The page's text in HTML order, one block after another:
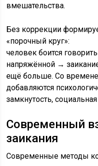
вмешательства.
Без коррекции
«порочный круг»:
человек боится
напряжённой →
ещё больше. Со
добавляются
замкнутость,
Современный
заикания
Современные методы